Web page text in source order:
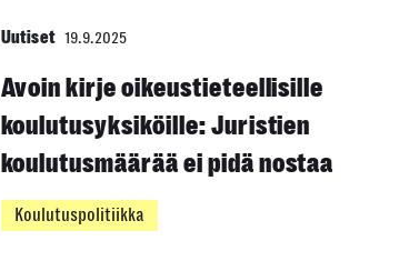
Uutiset 19.9.2025
Avoin kirje oikeustieteellisille
koulutusyksiköille: Juristien
koulutusmäärää ei pidä nostaa
Koulutuspolitiikka